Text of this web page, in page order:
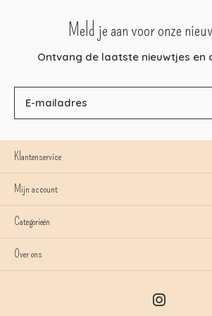
Meld je aan voor onze
Ontvang de laatste nieuwtjes en
Klantenservice
Mijn account
Categorieën
Over ons